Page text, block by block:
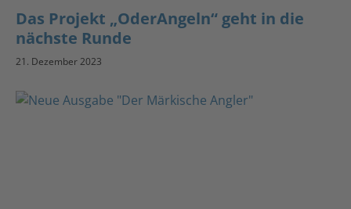
Das Projekt „OderAngeln“ geht in die
nächste Runde
21. Dezember 2023